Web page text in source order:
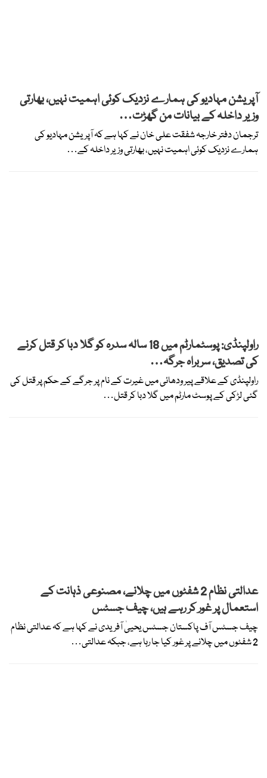
آپریشن مہادیو کی ہمارے نزدیک کوئی اہمیت نہیں، بھارتی
وزیر داخلہ کے بیانات من گھڑت…
ترجمان دفتر خارجہ شفقت علی خان نے کہا ہے کہ آپریشن مہادیو کی
ہمارے نزدیک کوئی اہمیت نہیں، بھارتی وزیر داخلہ کے…
راولپنڈی: پوسٹمارٹم میں 18 سالہ سدرہ کو گلا دبا کر قتل کرنے
کی تصدیق، سربراہ جرگہ…
راولپنڈی کے علاقے پیر ودھائی میں غیرت کے نام پر جرگے کے حکم پر قتل کی
گئی لڑکی کے پوسٹ مارٹم میں گلا دبا کر قتل…
عدالتی نظام 2 شفٹوں میں چلانے، مصنوعی ذہانت کے
استعمال پر غور کر رہے ہیں، چیف جسٹس
چیف جسٹس آف پاکستان جسٹس یحییٰ آفریدی نے کہا ہے کہ عدالتی نظام
2 شفٹوں میں چلانے پر غور کیا جا رہا ہے، جبکہ عدالتی…